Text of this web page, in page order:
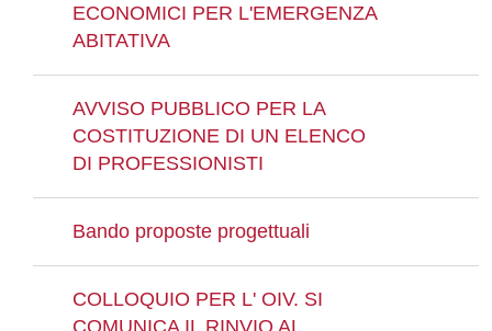
ECONOMICI PER L'EMERGENZA
ABITATIVA
AVVISO PUBBLICO PER LA
COSTITUZIONE DI UN ELENCO
DI PROFESSIONISTI
Bando proposte progettuali
COLLOQUIO PER L' OIV. SI
COMUNICA IL RINVIO AL